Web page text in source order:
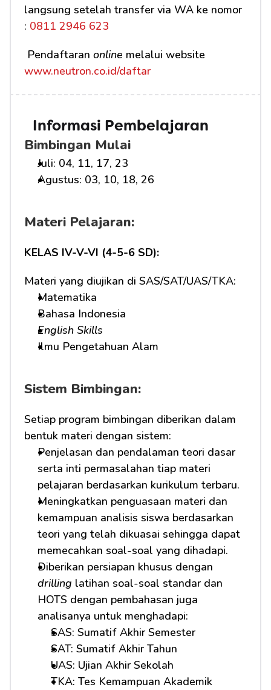
langsung setelah transfer via WA ke nomor
: 0811 2946 623
Pendaftaran online
www.neutron.co.id/daftar
Informasi Pembelajaran
Bimbingan Mulai
Juli: 04, 11, 17, 23
Agustus: 03, 10, 18, 26
Materi Pelajaran:
KELAS IV-V-VI (4-5-6 SD):
Materi yang diujikan di SAS/SAT/UAS/TKA:
Matematika
Bahasa Indonesia
English Skills
Ilmu Pengetahuan Alam
Sistem Bimbingan:
Setiap program bimbingan diberikan dalam
bentuk materi dengan sistem:
Penjelasan dan pendalaman teori dasar
serta inti permasalahan tiap materi
pelajaran berdasarkan kurikulum terbaru.
Meningkatkan penguasaan materi dan
kemampuan analisis siswa berdasarkan
teori yang telah dikuasai sehingga dapat
memecahkan soal-soal yang dihadapi.
drilling latihan soal-soal standar dan
HOTS dengan pembahasan juga
analisanya untuk menghadapi:
SAS: Sumatif Akhir Semester
SAT: Sumatif Akhir Tahun
UAS: Ujian Akhir Sekolah
TKA: Tes Kemampuan Akademik